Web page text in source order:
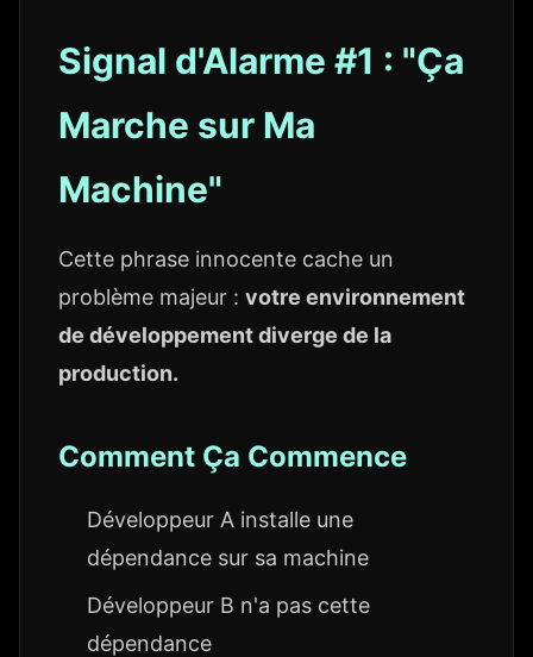
Signal d'Alarme #1 : "Ça
Marche sur Ma
Machine"
Cette phrase innocente cache un
problème majeur : votre environnement
de développement diverge de la
production.
Comment Ça Commence
Développeur A installe une
dépendance sur sa machine
Développeur B n'a pas cette
dépendance